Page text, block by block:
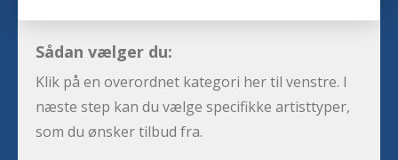
Sådan vælger du:
Klik på en overordnet kategori her til venstre. I
næste step kan du vælge specifikke artisttyper,
som du ønsker tilbud fra.